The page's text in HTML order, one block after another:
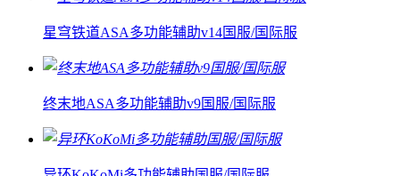
星穹铁道ASA多功能辅助v14国服/国际服
终末地ASA多功能辅助v9国服/国际服